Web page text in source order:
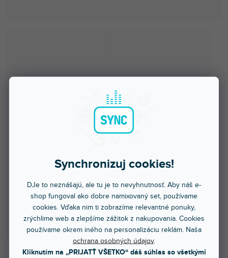
Synchronizuj cookies!
DJe to neznášajú, ale tu je to nevyhnutnosť. Aby náš e-
shop fungoval ako dobre namixovaný set, používame
cookies. Vďaka nim ti zobrazíme relevantné ponuky,
zrýchlime web a zlepšíme zážitok z nakupovania. Cookies
používame okrem iného na personalizáciu reklám. Naša
ochrana osobných údajov.
Kliknutím na „PRIJATŤ VŠETKO“ dáš súhlas so všetkými